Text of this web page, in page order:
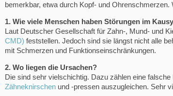
bemerkbar, etwa durch Kopf- und
1. Wie viele Menschen haben Störungen im
Laut Deutscher Gesellschaft für Zahn-, Mund- und
CMD) feststellen. Jedoch sind sie längst nicht alle
mit Schmerzen und Funktionseinschränkungen.
2. Wo liegen die Ursachen?
Die sind sehr vielschichtig. Dazu zählen eine
Zähneknirschen und -pressen auszugleichen. Sehr